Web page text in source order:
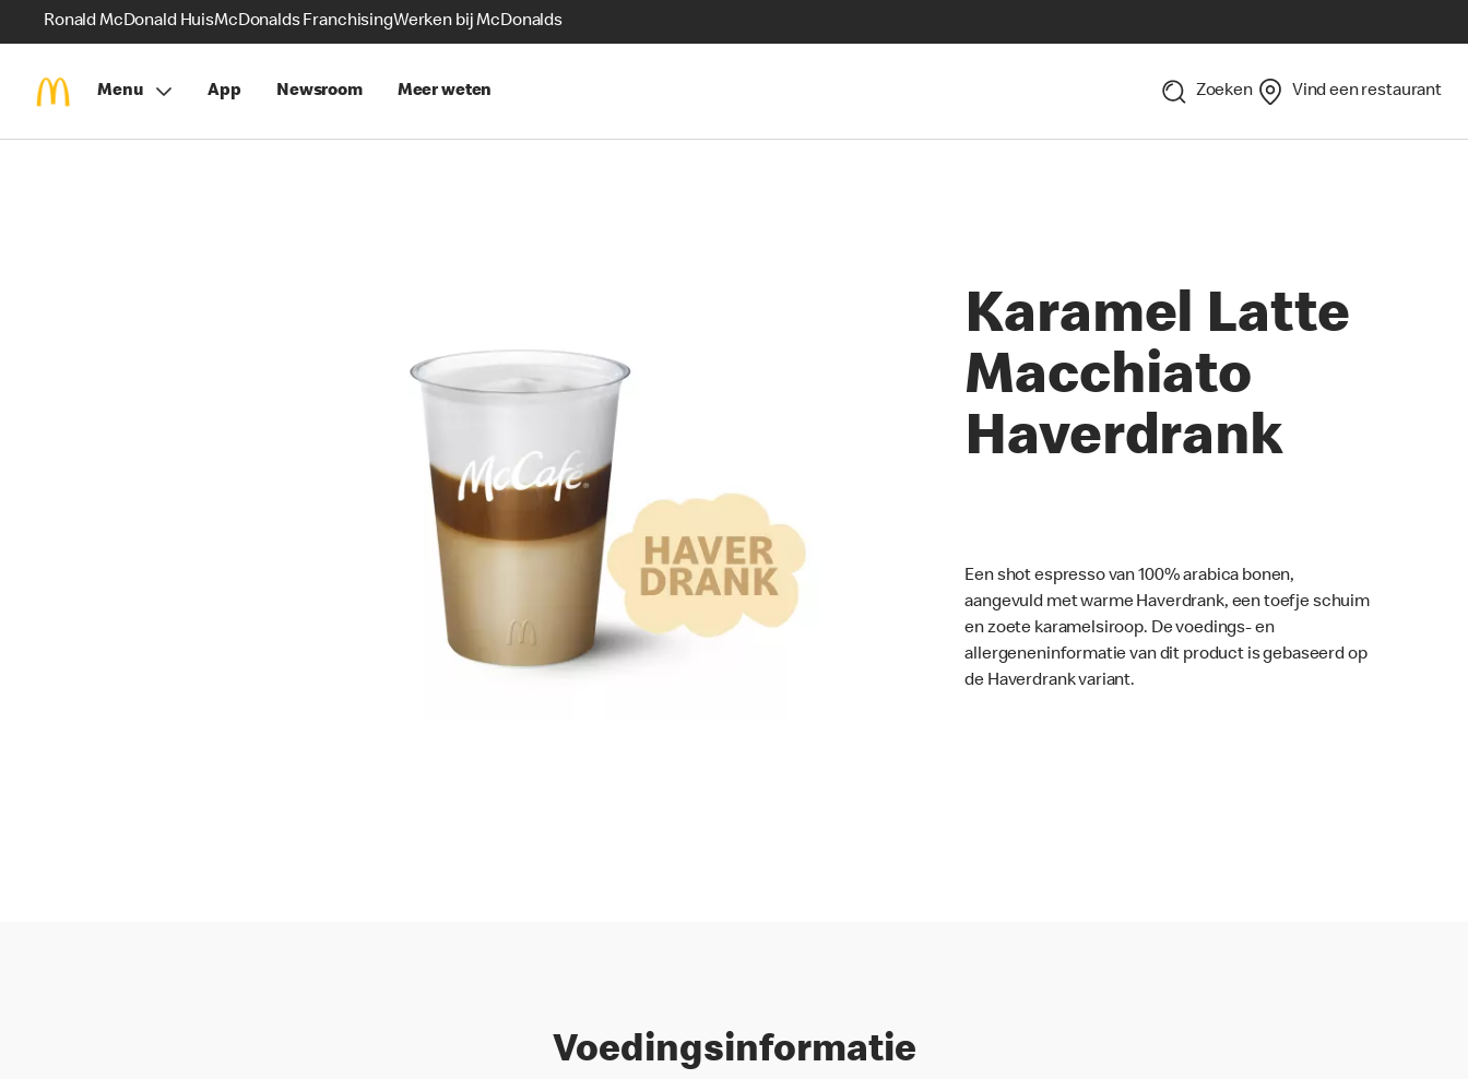
Ronald McDonald HuisMcDonalds FranchisingWerken bij McDonalds
Menu App Newsroom Meer weten Zoeken Vind een restaurant
Karamel Latte
Macchiato
Haverdrank
Een shot espresso van 100% arabica bonen,
aangevuld met warme Haverdrank, een toefje schuim
en zoete karamelsiroop. De voedings- en
allergeneninformatie van dit product is gebaseerd op
de Haverdrank variant.
Voedingsinformatie